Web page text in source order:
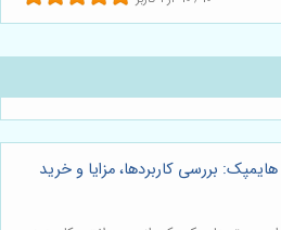
بررسی کاربردها، مزایا و خرید